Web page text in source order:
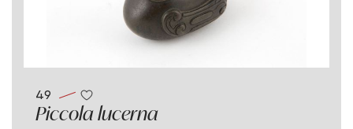
49
Piccola lucerna